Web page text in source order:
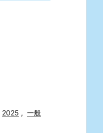
2025 , 一般